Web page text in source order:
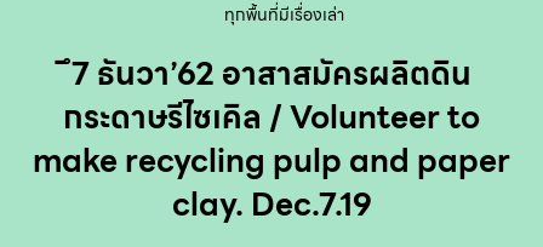
ทุกพื้นที่มีเรื่องเล่า
ึ7 ธันวา’62 อาสาสมัครผลิตดิน
กระดาษรีไซเคิล / Volunteer to
make recycling pulp and paper
clay. Dec.7.19